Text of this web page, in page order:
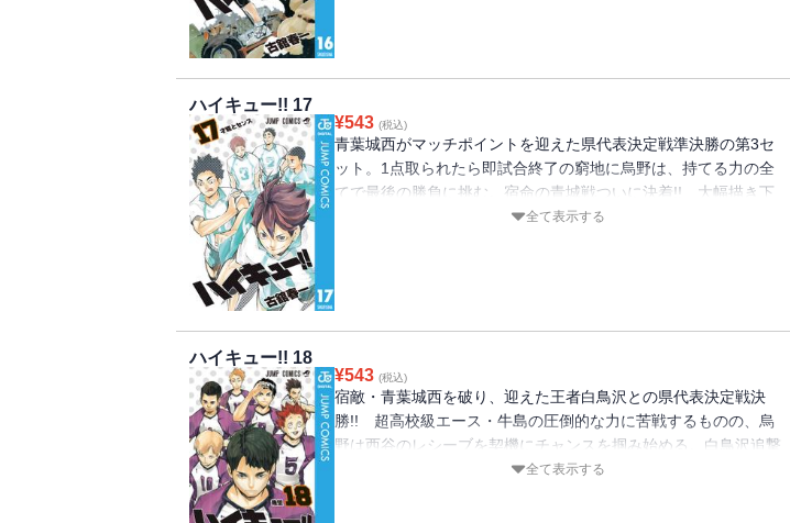
ハイキュー!! 17
¥543 (税込)
青葉城西がマッチポイントを迎えた県代表決定戦準決勝の第3セ
ット。1点取られたら即試合終了の窮地に烏野は、持てる力の全
てで最後の勝負に挑む。宿命の青城戦ついに決着!! 大幅描き下
全て表示する
ハイキュー!! 18
¥543 (税込)
宿敵・青葉城西を破り、迎えた王者白鳥沢との県代表決定戦決
勝!! 超高校級エース・牛島の圧倒的な力に苦戦するものの、烏
野は西谷のレシーブを契機にチャンスを掴み始める。白鳥沢追撃
全て表示する